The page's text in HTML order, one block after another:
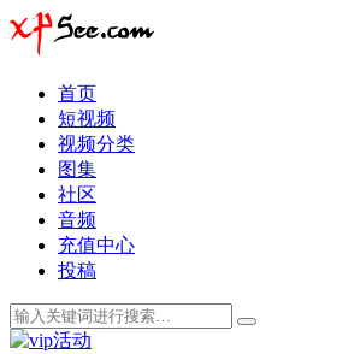
首页
短视频
视频分类
图集
社区
音频
充值中心
投稿